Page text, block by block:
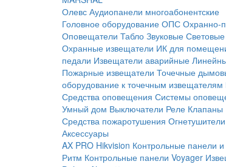
Олевс Аудиопанели многоабонентские
Головное оборудование ОПС Охранно-
Оповещатели Табло Звуковые Световые
Охранные извещатели ИК для
педали Извещатели аварийные
Пожарные извещатели Точечные
оборудование к точечным извещателям
Средства оповещения Системы
Умный дом Выключатели Реле Клапаны
Средства пожаротушения Огнетушители
Аксессуары
AX PRO Hikvision Контрольные панели
Ритм Контрольные панели Voyager